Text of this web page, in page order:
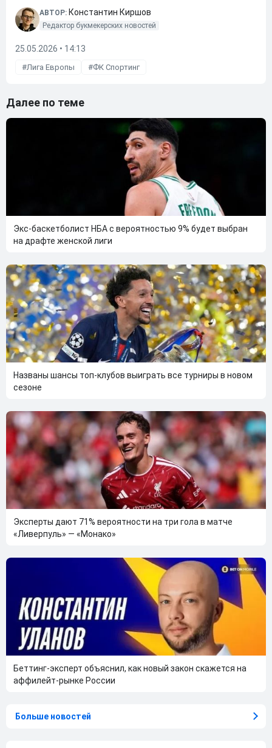
АВТОР: Константин Киршов
Редактор букмекерских новостей
25.05.2026 • 14:13
Лига Европы ФК Спортинг
Далее по теме
Экс-баскетболист НБА с вероятностью 9% будет выбран
на драфте женской лиги
Названы шансы топ-клубов выиграть все турниры в новом
сезоне
Эксперты дают 71% вероятности на три гола в матче
«Ливерпуль» — «Монако»
Беттинг-эксперт объяснил, как новый закон скажется на
аффилейт-рынке России
Больше новостей